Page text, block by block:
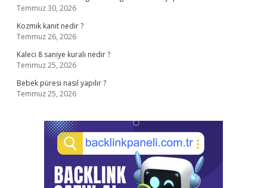
Temmuz 30, 2026
Kozmik kanıt nedir ?
Temmuz 26, 2026
Kaleci 8 saniye kuralı nedir ?
Temmuz 25, 2026
Bebek püresi nasıl yapılır ?
Temmuz 25, 2026